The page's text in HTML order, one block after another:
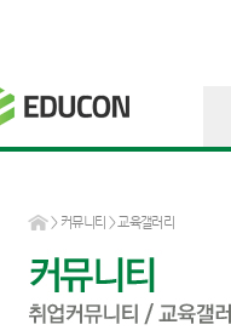
> 커뮤니티 > 교육갤러리